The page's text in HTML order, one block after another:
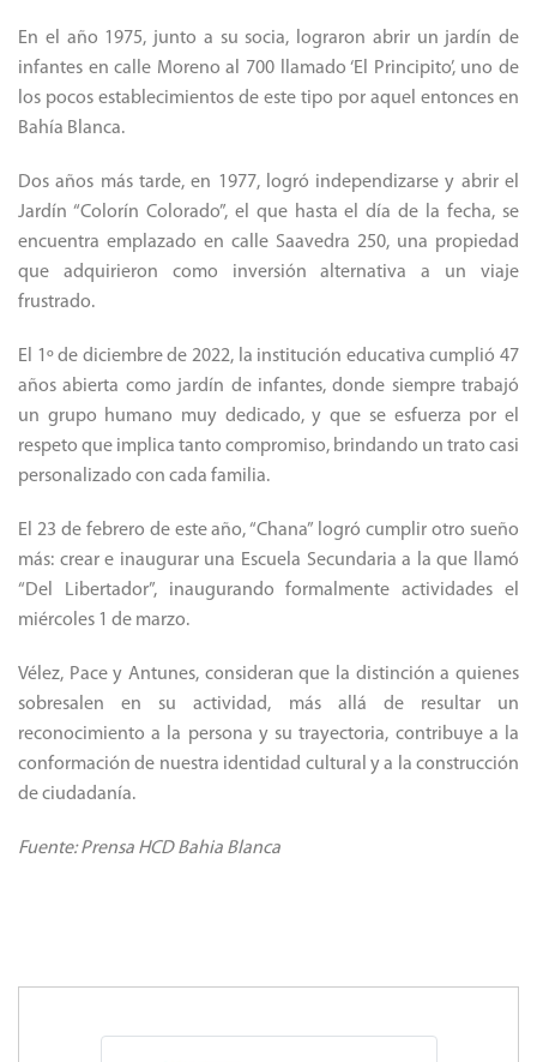
En el año 1975, junto a su socia, lograron abrir un jardín de
infantes en calle Moreno al 700 llamado ‘El Principito’, uno de
los pocos establecimientos de este tipo por aquel entonces en
Bahía Blanca.
Dos años más tarde, en 1977, logró independizarse y abrir el
Jardín “Colorín Colorado”, el que hasta el día de la fecha, se
encuentra emplazado en calle Saavedra 250, una propiedad
que adquirieron como inversión alternativa a un viaje
frustrado.
El 1º de diciembre de 2022, la institución educativa cumplió 47
años abierta como jardín de infantes, donde siempre trabajó
un grupo humano muy dedicado, y que se esfuerza por el
respeto que implica tanto compromiso, brindando un trato casi
personalizado con cada familia.
El 23 de febrero de este año, “Chana” logró cumplir otro sueño
más: crear e inaugurar una Escuela Secundaria a la que llamó
“Del Libertador”, inaugurando formalmente actividades el
miércoles 1 de marzo.
Vélez, Pace y Antunes, consideran que la distinción a quienes
sobresalen en su actividad, más allá de resultar un
reconocimiento a la persona y su trayectoria, contribuye a la
conformación de nuestra identidad cultural y a la construcción
de ciudadanía.
Fuente: Prensa HCD Bahia Blanca